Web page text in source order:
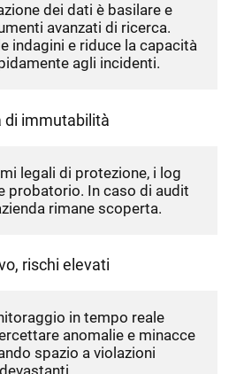
dei dati è basilare e
avanzati di ricerca.
indagini e riduce la capacità
agli incidenti.
di immutabilità
legali di protezione, i log
probatorio. In caso di audit
rimane scoperta.
rischi elevati
in tempo reale
anomalie e minacce
spazio a violazioni